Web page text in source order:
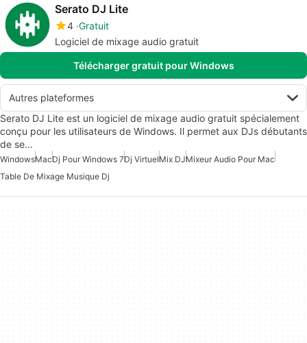
Serato DJ Lite
4 Gratuit
Logiciel de mixage audio gratuit
Télécharger gratuit pour Windows
Autres plateformes
Serato DJ Lite est un logiciel de mixage audio gratuit spécialement
conçu pour les utilisateurs de Windows. Il permet aux DJs débutants
de se…
WindowsMacDj Pour Windows 7Dj VirtuelMix DJMixeur Audio Pour Mac
Table De Mixage Musique Dj